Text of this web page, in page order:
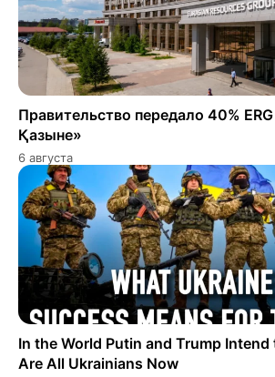
Правительство передало 40%
Қазыне»
6 августа
In the World Putin and Trump Intend
Are All Ukrainians Now